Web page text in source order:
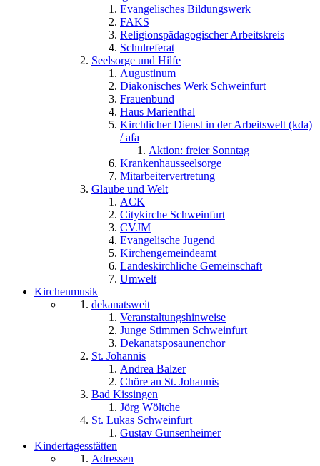
Evangelisches Bildungswerk
FAKS
Religionspädagogischer Arbeitskreis
Schulreferat
Seelsorge und Hilfe
Augustinum
Diakonisches Werk Schweinfurt
Frauenbund
Haus Marienthal
Kirchlicher Dienst in der Arbeitswelt (kda)
/ afa
Aktion: freier Sonntag
Krankenhausseelsorge
Mitarbeitervertretung
Glaube und Welt
ACK
Citykirche Schweinfurt
CVJM
Evangelische Jugend
Kirchengemeindeamt
Landeskirchliche Gemeinschaft
Umwelt
Kirchenmusik
dekanatsweit
Veranstaltungshinweise
Junge Stimmen Schweinfurt
Dekanatsposaunenchor
St. Johannis
Andrea Balzer
Chöre an St. Johannis
Bad Kissingen
Jörg Wöltche
St. Lukas Schweinfurt
Gustav Gunsenheimer
Kindertagesstätten
Adressen